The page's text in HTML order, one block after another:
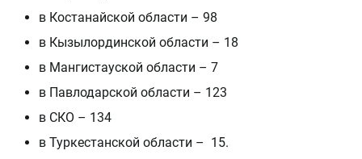
в Костанайской области – 98
в Кызылординской области – 18
в Мангистауской области – 7
в Павлодарской области – 123
в СКО – 134
в Туркестанской области – 15.